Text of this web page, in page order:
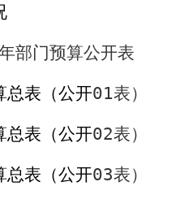
部门预算公开表
总表（公开01表）
总表（公开02表）
总表（公开03表）